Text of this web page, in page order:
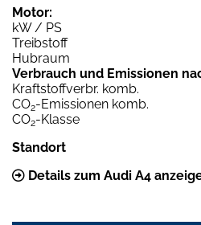
Motor:
kW / PS
Treibstoff
Hubraum
Verbrauch und Emissionen
Kraftstoffverbr. komb.
CO2-Emissionen komb.
CO2-Klasse
Standort
Details zum Audi A4